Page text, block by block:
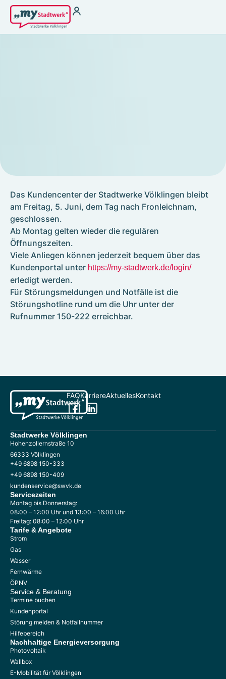
Strom
Strom zu BörsenpreisenVermieter
Energiespartipps
Energieausweis
Zählerablesung
FAQ
Kontakt
Umzugsservice
Formulare
Kontakt
Photovoltaik
Referenzen
Das Kundencenter der Stadtwerke Völklingen bleibt
am Freitag, 5. Juni, dem Tag nach Fronleichnam,
geschlossen.
Ab Montag gelten wieder die regulären
Öffnungszeiten.
Viele Anliegen können jederzeit bequem über das
Kundenportal unter https://my-stadtwerk.de/login/
erledigt werden.
Für Störungsmeldungen und Notfälle ist die
Störungshotline rund um die Uhr unter der
Rufnummer 150-222 erreichbar.
FAQKarriereAktuellesKontakt
Stadtwerke Völklingen
Hohenzollernstraße 10
66333 Völklingen
+49 6898 150-333
+49 6898 150-409
kundenservice@swvk.de
Servicezeiten
Montag bis Donnerstag:
08:00 – 12:00 Uhr und 13:00 – 16:00 Uhr
Freitag: 08:00 – 12:00 Uhr
Tarife & Angebote
Strom
Gas
Wasser
Fernwärme
ÖPNV
Service & Beratung
Termine buchen
Kundenportal
Störung melden & Notfallnummer
Hilfebereich
Nachhaltige Energieversorgung
Photovoltaik
Wallbox
E-Mobilität für Völklingen